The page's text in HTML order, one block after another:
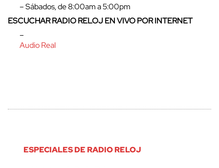
cerrar
– Sábados, de 8:00am a 5:00pm
ESCUCHAR RADIO RELOJ EN VIVO POR INTERNET
–
Audio Real
ESPECIALES DE RADIO RELOJ